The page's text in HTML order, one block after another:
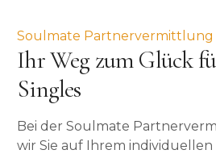
Soulmate Partnervermittlung
Ihr Weg zum Glück
Singles
Bei der Soulmate
wir Sie auf Ihrem